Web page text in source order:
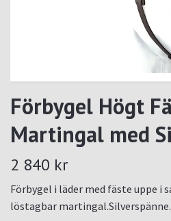
Förbygel Högt
Martingal med
2 840 kr
Förbygel i läder med fäste uppe i
löstagbar martingal.Silverspänne.